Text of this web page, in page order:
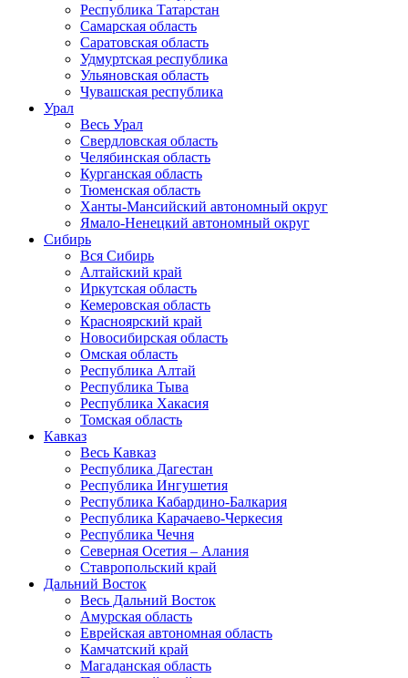
Республика Татарстан
Самарская область
Саратовская область
Удмуртская республика
Ульяновская область
Чувашская республика
Урал
Весь Урал
Свердловская область
Челябинская область
Курганская область
Тюменская область
Ханты-Мансийский автономный округ
Ямало-Ненецкий автономный округ
Сибирь
Вся Сибирь
Алтайский край
Иркутская область
Кемеровская область
Красноярский край
Новосибирская область
Омская область
Республика Алтай
Республика Тыва
Республика Хакасия
Томская область
Кавказ
Весь Кавказ
Республика Дагестан
Республика Ингушетия
Республика Кабардино-Балкария
Республика Карачаево-Черкесия
Республика Чечня
Северная Осетия – Алания
Ставропольский край
Дальний Восток
Весь Дальний Восток
Амурская область
Еврейская автономная область
Камчатский край
Магаданская область